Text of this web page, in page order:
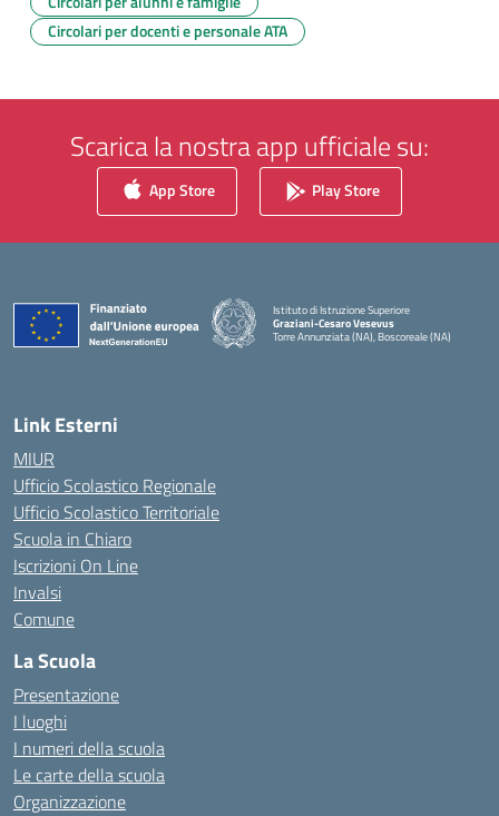
Circolari per docenti e personale ATA
Scarica la nostra app ufficiale su:
App Store Play Store
Istituto di Istruzione Superiore
Graziani-Cesaro Vesevus
Torre Annunziata (NA), Boscoreale (NA)
Link Esterni
MIUR
Ufficio Scolastico Regionale
Ufficio Scolastico Territoriale
Scuola in Chiaro
Iscrizioni On Line
Invalsi
Comune
La Scuola
Presentazione
I luoghi
I numeri della scuola
Le carte della scuola
Organizzazione